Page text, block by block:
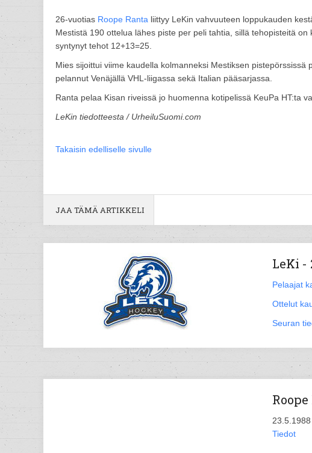
26-vuotias Roope Ranta liittyy LeKin vahvuuteen loppukauden
Mestistä 190 ottelua lähes piste per peli tahtia, sillä tehopisteitä
syntynyt tehot 12+13=25.
Mies sijoittui viime kaudella kolmanneksi Mestiksen
pelannut Venäjällä VHL-liigassa sekä Italian pääsarjassa.
Ranta pelaa Kisan riveissä jo huomenna kotipelissä KeuPa HT:ta
LeKin tiedotteesta / UrheiluSuomi.com
Takaisin edelliselle sivulle
JAA TÄMÄ ARTIKKELI
LeKi -
Pelaajat
Ottelut
Seuran
Tiedot